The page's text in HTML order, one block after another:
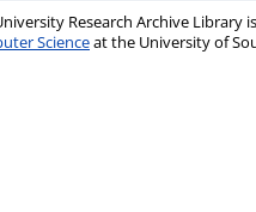
Research Archive Library
Scienceat the University of